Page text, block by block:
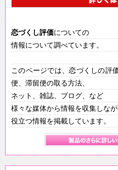
恋づくし評価についての
情報について調べています。
このページでは、恋づくしの評
便、滞留便の取る方法、
ネット、雑誌、ブログ、など
様々な媒体から情報を収集しなが
役立つ情報を掲載しています。